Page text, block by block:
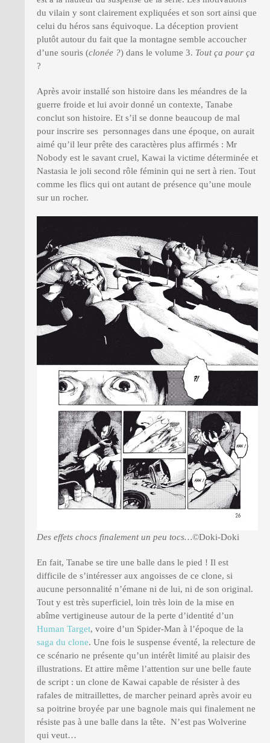
du vilain y sont clairement expliquées et son sort ainsi que
celui du héros sans équivoque. La déception provient
plutôt autour du fait que la montagne semble accoucher
d’une souris (clonée ?) dans le volume 3. Tout ça pour ça
?
Après avoir installé son histoire dans les méandres de la
guerre froide et lui avoir donné un contexte, Tanabe
conclut son histoire. Et s’il se donne beaucoup de mal
pour inscrire ses personnages dans une époque, on aurait
aimé qu’il leur prête des caractères plus affirmés : Mr
Nobody est le savant cruel, Kawai la victime déterminée et
Nastasia le joli second rôle féminin qui ne sert à rien. Tout
comme les flics qui ont autant de présence qu’une moule
sur un rocher.
Des effets chocs finalement un peu tocs…©Doki-Doki
En fait, Tanabe se tire une balle dans le pied ! Il est
difficile de s’intéresser aux angoisses de ce clone, si
aucune personnalité n’émane ni de lui, ni de son original.
Tout y est très superficiel, loin très loin de la mise en
abîme vertigineuse autour de la perte d’identité d’un
Human Target, voire d’un Spider-Man à l’époque de la
saga du clone. Une fois le suspense éventé, la relecture de
ce scénario ne présente qu’un intérêt limité au plaisir des
illustrations. Et attire même l’attention sur une belle faute
de script : un clone de Kawai capable de résister à des
rafales de mitraillettes, de marcher peinard après avoir eu
sa poitrine broyée par une bagnole mais qui finalement ne
résiste pas à une balle dans la tête. N’est pas Wolverine
qui veut…